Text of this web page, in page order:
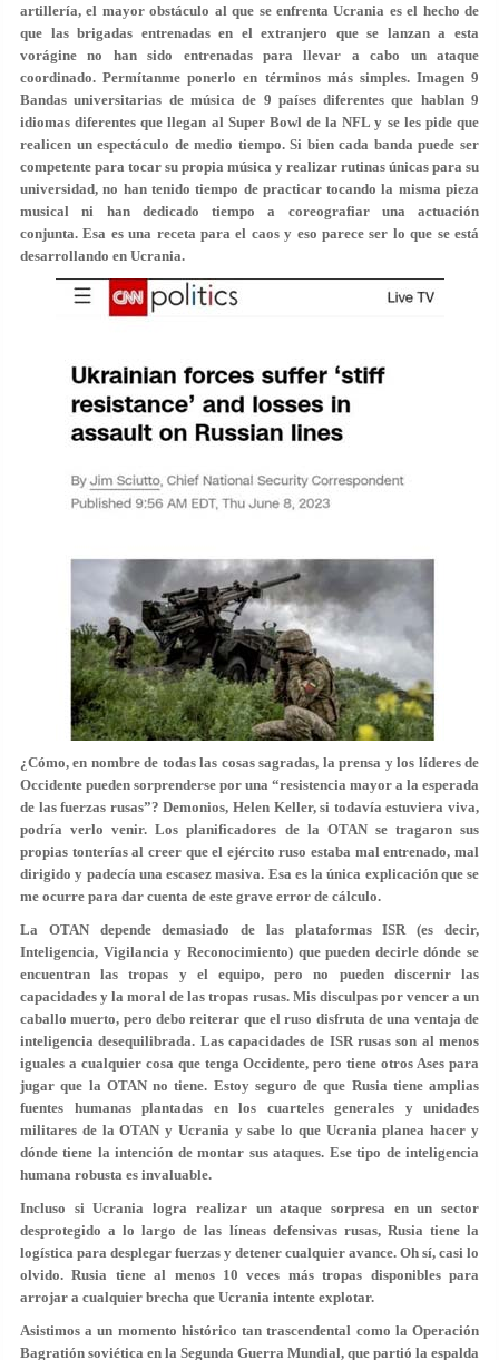
artillería, el mayor obstáculo al que se enfrenta Ucrania es el hecho de
que las brigadas entrenadas en el extranjero que se lanzan a esta
vorágine no han sido entrenadas para llevar a cabo un ataque
coordinado. Permítanme ponerlo en términos más simples. Imagen 9
Bandas universitarias de música de 9 países diferentes que hablan 9
idiomas diferentes que llegan al Super Bowl de la NFL y se les pide que
realicen un espectáculo de medio tiempo. Si bien cada banda puede ser
competente para tocar su propia música y realizar rutinas únicas para su
universidad, no han tenido tiempo de practicar tocando la misma pieza
musical ni han dedicado tiempo a coreografiar una actuación
conjunta. Esa es una receta para el caos y eso parece ser lo que se está
desarrollando en Ucrania.
¿Cómo, en nombre de todas las cosas sagradas, la prensa y los líderes de
Occidente pueden sorprenderse por una “resistencia mayor a la esperada
de las fuerzas rusas”? Demonios, Helen Keller, si todavía estuviera viva,
podría verlo venir. Los planificadores de la OTAN se tragaron sus
propias tonterías al creer que el ejército ruso estaba mal entrenado, mal
dirigido y padecía una escasez masiva. Esa es la única explicación que se
me ocurre para dar cuenta de este grave error de cálculo.
La OTAN depende demasiado de las plataformas ISR (es decir,
Inteligencia, Vigilancia y Reconocimiento) que pueden decirle dónde se
encuentran las tropas y el equipo, pero no pueden discernir las
capacidades y la moral de las tropas rusas. Mis disculpas por vencer a un
caballo muerto, pero debo reiterar que el ruso disfruta de una ventaja de
inteligencia desequilibrada. Las capacidades de ISR rusas son al menos
iguales a cualquier cosa que tenga Occidente, pero tiene otros Ases para
jugar que la OTAN no tiene. Estoy seguro de que Rusia tiene amplias
fuentes humanas plantadas en los cuarteles generales y unidades
militares de la OTAN y Ucrania y sabe lo que Ucrania planea hacer y
dónde tiene la intención de montar sus ataques. Ese tipo de inteligencia
humana robusta es invaluable.
Incluso si Ucrania logra realizar un ataque sorpresa en un sector
desprotegido a lo largo de las líneas defensivas rusas, Rusia tiene la
logística para desplegar fuerzas y detener cualquier avance. Oh sí, casi lo
olvido. Rusia tiene al menos 10 veces más tropas disponibles para
arrojar a cualquier brecha que Ucrania intente explotar.
Asistimos a un momento histórico tan trascendental como la Operación
Bagratión soviética en la Segunda Guerra Mundial, que partió la espalda